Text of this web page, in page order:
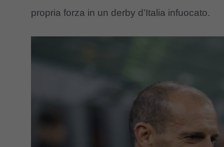
propria forza in un derby d’Italia infuocato.